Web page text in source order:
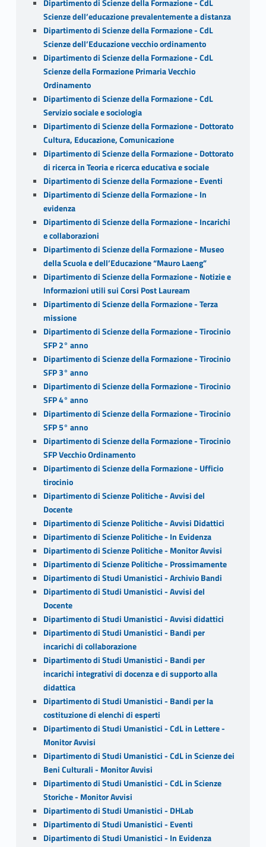
Dipartimento di Scienze della Formazione - CdL
Scienze dell’educazione prevalentemente a distanza
Dipartimento di Scienze della Formazione - CdL
Scienze dell’Educazione vecchio ordinamento
Dipartimento di Scienze della Formazione - CdL
Scienze della Formazione Primaria Vecchio
Ordinamento
Dipartimento di Scienze della Formazione - CdL
Servizio sociale e sociologia
Dipartimento di Scienze della Formazione - Dottorato
Cultura, Educazione, Comunicazione
Dipartimento di Scienze della Formazione - Dottorato
di ricerca in Teoria e ricerca educativa e sociale
Dipartimento di Scienze della Formazione - Eventi
Dipartimento di Scienze della Formazione - In
evidenza
Dipartimento di Scienze della Formazione - Incarichi
e collaborazioni
Dipartimento di Scienze della Formazione - Museo
della Scuola e dell’Educazione “Mauro Laeng”
Dipartimento di Scienze della Formazione - Notizie e
Informazioni utili sui Corsi Post Lauream
Dipartimento di Scienze della Formazione - Terza
missione
Dipartimento di Scienze della Formazione - Tirocinio
SFP 2° anno
Dipartimento di Scienze della Formazione - Tirocinio
SFP 3° anno
Dipartimento di Scienze della Formazione - Tirocinio
SFP 4° anno
Dipartimento di Scienze della Formazione - Tirocinio
SFP 5° anno
Dipartimento di Scienze della Formazione - Tirocinio
SFP Vecchio Ordinamento
Dipartimento di Scienze della Formazione - Ufficio
tirocinio
Dipartimento di Scienze Politiche - Avvisi del
Docente
Dipartimento di Scienze Politiche - Avvisi Didattici
Dipartimento di Scienze Politiche - In Evidenza
Dipartimento di Scienze Politiche - Monitor Avvisi
Dipartimento di Scienze Politiche - Prossimamente
Dipartimento di Studi Umanistici - Archivio Bandi
Dipartimento di Studi Umanistici - Avvisi del
Docente
Dipartimento di Studi Umanistici - Avvisi didattici
Dipartimento di Studi Umanistici - Bandi per
incarichi di collaborazione
Dipartimento di Studi Umanistici - Bandi per
incarichi integrativi di docenza e di supporto alla
didattica
Dipartimento di Studi Umanistici - Bandi per la
costituzione di elenchi di esperti
Dipartimento di Studi Umanistici - CdL in Lettere -
Monitor Avvisi
Dipartimento di Studi Umanistici - CdL in Scienze dei
Beni Culturali - Monitor Avvisi
Dipartimento di Studi Umanistici - CdL in Scienze
Storiche - Monitor Avvisi
Dipartimento di Studi Umanistici - DHLab
Dipartimento di Studi Umanistici - Eventi
Dipartimento di Studi Umanistici - In Evidenza